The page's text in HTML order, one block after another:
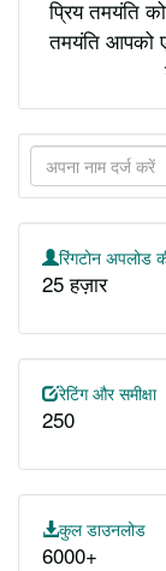
प्रिय तमयंति
तमयंति आपको
रिंगटोन अपलोड
25 हज़ार
रेटिंग और समीक्षा
250
कुल डाउनलोड
6000+